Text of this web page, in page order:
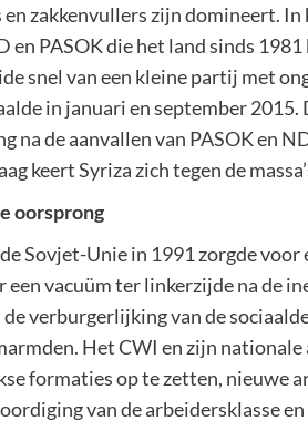
en zakkenvullers zijn domineert.
en PASOK die het land sinds
snel van een kleine partij met
in januari en september
na de aanvallen van PASOK en
keert Syriza zich tegen de
oorsprong
Sovjet-Unie in 1991 zorgde
een vacuüm ter linkerzijde na de
verburgerlijking van de
Het CWI en zijn
formaties op te zetten, nieuwe
van de arbeidersklasse